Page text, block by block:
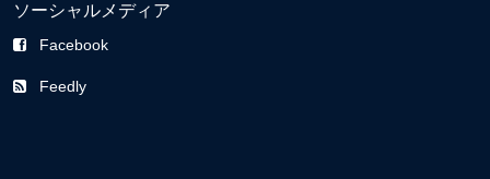
ソーシャルメディア
Facebook
Feedly